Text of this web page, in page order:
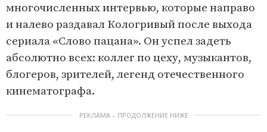
многочисленных интервью, которые направо
и налево раздавал Кологривый после выхода
сериала «Слово пацана». Он успел задеть
абсолютно всех: коллег по цеху, музыкантов,
блогеров, зрителей, легенд отечественного
кинематографа.
РЕКЛАМА – ПРОДОЛЖЕНИЕ НИЖЕ